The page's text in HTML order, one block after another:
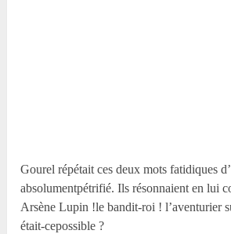
Gourel répétait ces deux mots fatidiques
absolumentpétrifié. Ils résonnaient en lui
Arsène Lupin !le bandit-roi ! l’aventurier
était-cepossible ?